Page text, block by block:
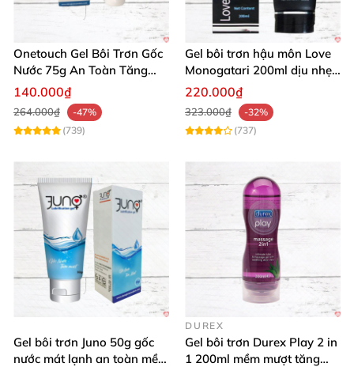
Onetouch Gel Bôi Trơn Gốc
Nước 75g An Toàn Tăng
Khoái Cảm
140.000₫
264.000₫
-47%
(739)
Gel bôi trơn hậu môn Love
Monogatari 200ml dịu nhẹ,
an toàn
220.000₫
323.000₫
-32%
(737)
Gel bôi trơn Juno 50g gốc
nước mát lạnh an toàn mềm
DUREX
Gel bôi trơn Durex Play 2 in
1 200ml mềm mượt tăng